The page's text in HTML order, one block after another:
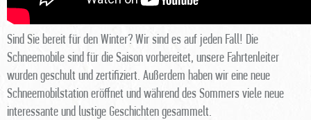
Sind Sie bereit für den Winter? Wir sind es auf jeden Fall! Die
Schneemobile sind für die Saison vorbereitet, unsere Fahrtenleiter
wurden geschult und zertifiziert. Außerdem haben wir eine neue
Schneemobilstation eröffnet und während des Sommers viele neue
interessante und lustige Geschichten gesammelt.